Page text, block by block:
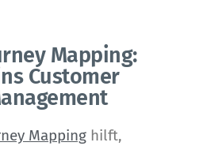
Mapping:
Customer
Mapping hilft,